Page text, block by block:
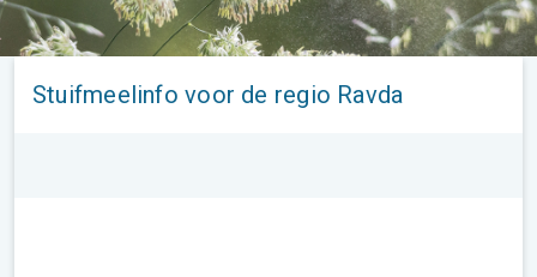
Stuifmeelinfo voor de regio Ravda